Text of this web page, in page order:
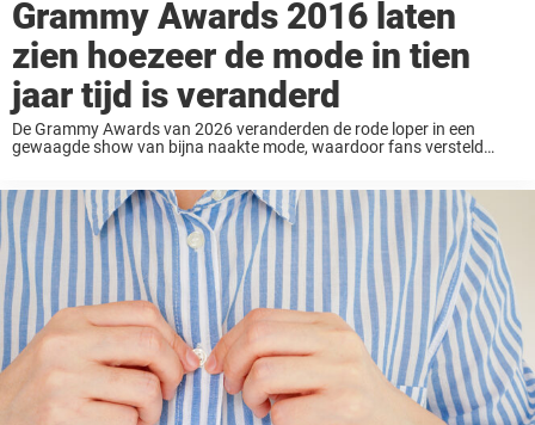
Grammy Awards 2016 laten
zien hoezeer de mode in tien
jaar tijd is veranderd
De Grammy Awards van 2026 veranderden de rode loper in een
gewaagde show van bijna naakte mode, waardoor fans versteld